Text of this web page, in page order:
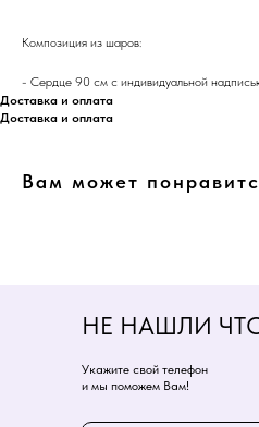
Композиция из шаров:
- Сердце 90 см с индивидуальной
Доставка и оплата
Доставка и оплата
Вам может
НЕ НАШЛИ
Укажите свой телефон
и мы поможем Вам!